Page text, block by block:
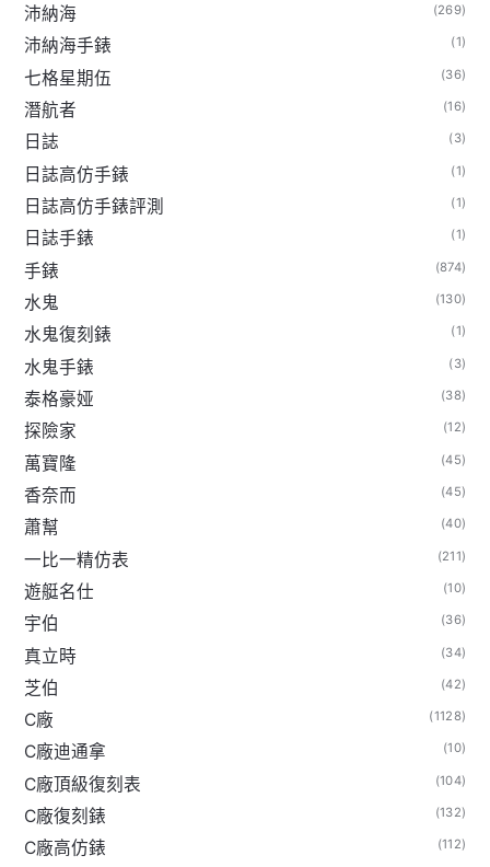
沛納海 (269)
沛納海手錶 (1)
七格星期伍 (36)
潛航者 (16)
日誌 (3)
日誌高仿手錶 (1)
日誌高仿手錶評測 (1)
日誌手錶 (1)
手錶 (874)
水鬼 (130)
水鬼復刻錶 (1)
水鬼手錶 (3)
泰格豪娅 (38)
探險家 (12)
萬寶隆 (45)
香奈而 (45)
蕭幫 (40)
一比一精仿表 (211)
遊艇名仕 (10)
宇伯 (36)
真立時 (34)
芝伯 (42)
C廠 (1128)
C廠迪通拿 (10)
C廠頂級復刻表 (104)
C廠復刻錶 (132)
C廠高仿錶 (112)